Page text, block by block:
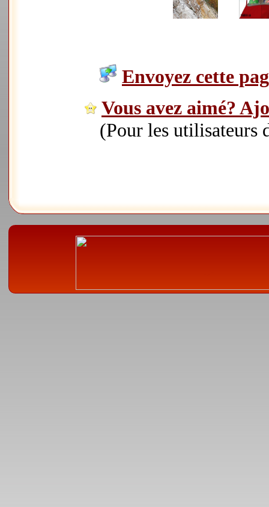
Envoyez cette
Vous avez aimé?
(Pour les